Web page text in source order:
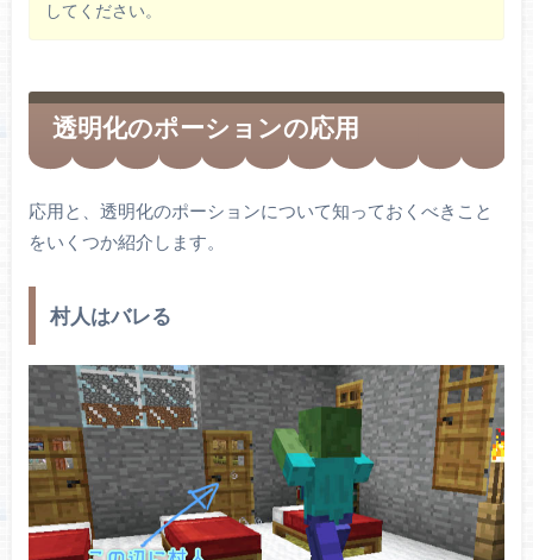
してください。
透明化のポーションの応用
応用と、透明化のポーションについて知っておくべきこと
をいくつか紹介します。
村人はバレる